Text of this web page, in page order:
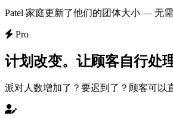
Patel 家庭更新了他们的团体大小 — 无
Pro
计划改变。让顾客自行处理
派对人数增加了？要迟到了？顾客可